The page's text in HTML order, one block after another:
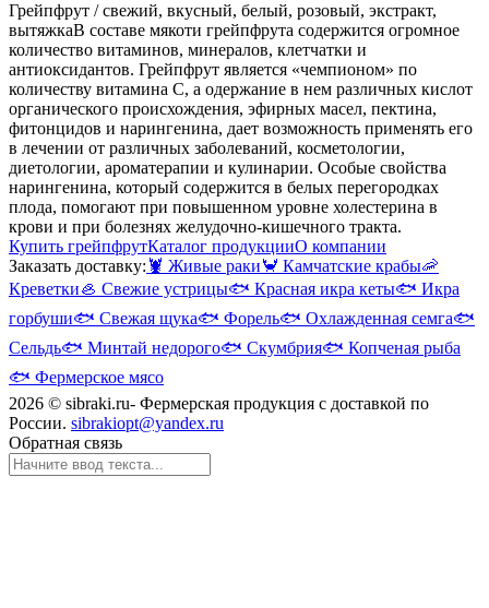
Грейпфрут / свежий, вкусный, белый, розовый, экстракт,
вытяжкаВ составе мякоти грейпфрута содержится огромное
количество витаминов, минералов, клетчатки и
антиоксидантов. Грейпфрут является «чемпионом» по
количеству витамина С, а одержание в нем различных кислот
органического происхождения, эфирных масел, пектина,
фитонцидов и нарингенина, дает возможность применять его
в лечении от различных заболеваний, косметологии,
диетологии, ароматерапии и кулинарии. Особые свойства
нарингенина, который содержится в белых перегородках
плода, помогают при повышенном уровне холестерина в
крови и при болезнях желудочно-кишечного тракта.
Купить грейпфрутКаталог продукцииО компании
Заказать доставку: 🦞 Живые раки🦀 Камчатские крабы🦐
Креветки🦪 Свежие устрицы🐟 Красная икра кеты🐟 Икра
горбуши🐟 Свежая щука🐟 Форель🐟 Охлажденная семга🐟
Сельдь🐟 Минтай недорого🐟 Скумбрия🐟 Копченая рыба
🐟 Фермерское мясо
2026 © sibraki.ru- Фермерская продукция с доставкой по
России. sibrakiopt@yandex.ru
Обратная связь